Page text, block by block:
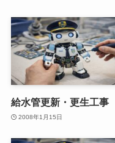
給水管更新・更生工事
2008年1月15日